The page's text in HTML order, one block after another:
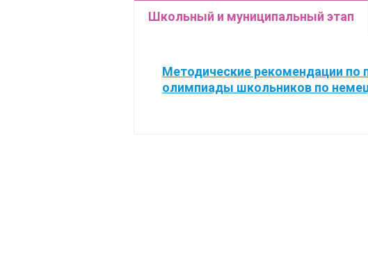
Школьный и муниципальный этап
Методические рекомендации по
олимпиады школьников по